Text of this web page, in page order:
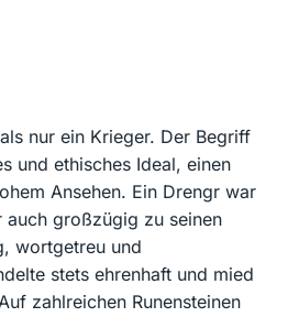
nur ein Krieger. Der Begriff
und ethisches Ideal, einen
Ansehen. Ein Drengr war
auch großzügig zu seinen
wortgetreu und
stets ehrenhaft und mied
zahlreichen Runensteinen